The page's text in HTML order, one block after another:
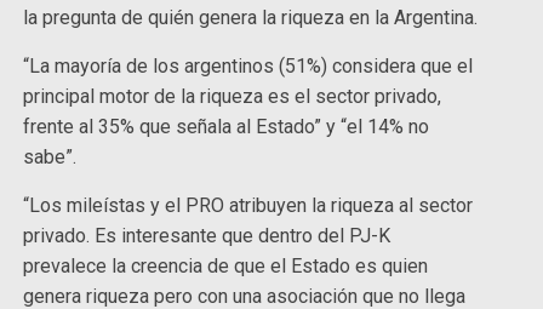
la pregunta de quién genera la riqueza en la Argentina.
“La mayoría de los argentinos (51%) considera que el
principal motor de la riqueza es el sector privado,
frente al 35% que señala al Estado” y “el 14% no
sabe”.
“Los mileístas y el PRO atribuyen la riqueza al sector
privado. Es interesante que dentro del PJ-K
prevalece la creencia de que el Estado es quien
genera riqueza pero con una asociación que no llega